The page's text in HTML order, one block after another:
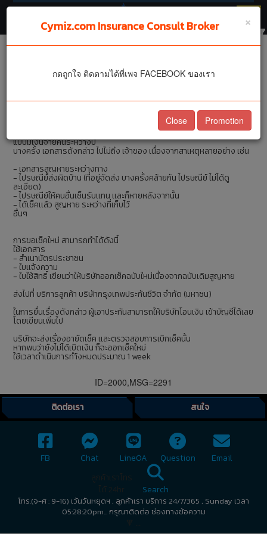
🔻
เช็คเงินจ่ายคืน ประกันชีวิต
สูญหาย
กรุงเทพประกันชีวิต ส่งเช็คเงินจ่ายคืน สำหรับลูกค้าประกันชีวิตที่ซื้อประกัน
แบบมีเงินจ่ายคืนระหว่างปี
บางครั้ง เอกสารดังกล่าว ไปไม่ถึง เจ้าของ เนื่องจากสาเหตุหลายอย่าง เช่น
- เอกสารสูญหายระหว่างทาง
- ไปรษณีย์ส่งผิดบ้าน (ที่อยู่จัดส่ง บางครั้งคล้ายกัน ไปรษณีย์ ไม่ได้ดู
ละเอียด)
- ไปรษณีย์ให้คนอื่นเซ็นรับเเทน เเละก็หายหลังจากนั้น
- ได้เช็คเเล้ว สูญหาย ระหว่างที่เก็บไว้
อื่นๆ
การขอเช็คใหม่ สามารถทำได้ดังนี้
ใช้เอกสาร
- สำเนาบัตรประชาชน
- ใบเเจ้งความ
- ใบใช้สิทธิ์ เขียนว่าให้บริษัทออกเช็คฉบับใหม่เนื่องจากฉบับเดิมสูญหาย
ส่งไปที่ บริการลูกค้า บริษัทกรุงเทพประกันชีวิต จำกัด (มหาชน)
ในการยื่นเรื่องดังกล่าว ผู้เอาประกันสามารถให้บริษัทโอนเงิน เข้าบัญชีได้เลย
โดยเขียนเพิ่มไป
บริษัทจะส่งเรื่องอายัดเช็ค เเละตรวจสอบการเบิกเช็คนั้น
หากพบว่ายังไม่ได้เบิดเงิน ก็จะออกเช็คใหม่
ใช้เวลาดำเนินการทำ้งหมดประมาณ 1 week
ID=2000,MSG=2291
ติดต่อเรา สนใจ
FB Chat LineOA Question
Email
ลูกค้าเราโทร
ได้ 24hr
Search
โทร.(จ-ศ : 9-16) เว้นวันหยุดฯ , ลูกค้าเรา บริการ 24/7/365 , Sunday เวลา
05:28:20pm... กรุณาติดต่อ ช่องทางข้อความ
🔻 ...
×
Cymiz.com Insurance Consult Broker
กดถูกใจ ติดตามได้ที่เพจ FACEBOOK ของเรา
Close Promotion